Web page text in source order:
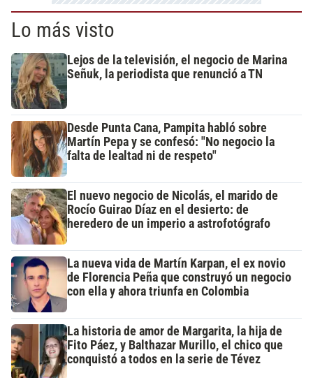
Lo más visto
Lejos de la televisión, el negocio de Marina
Señuk, la periodista que renunció a TN
Desde Punta Cana, Pampita habló sobre
Martín Pepa y se confesó: "No negocio la
falta de lealtad ni de respeto"
El nuevo negocio de Nicolás, el marido de
Rocío Guirao Díaz en el desierto: de
heredero de un imperio a astrofotógrafo
La nueva vida de Martín Karpan, el ex novio
de Florencia Peña que construyó un negocio
con ella y ahora triunfa en Colombia
La historia de amor de Margarita, la hija de
Fito Páez, y Balthazar Murillo, el chico que
conquistó a todos en la serie de Tévez